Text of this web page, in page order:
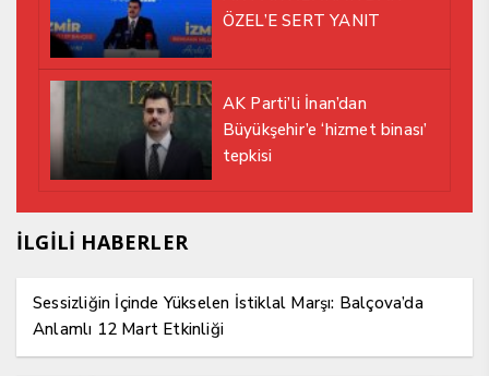
ÖZEL’E SERT YANIT
AK Parti’li İnan’dan
Büyükşehir’e ‘hizmet binası’
tepkisi
İLGİLİ HABERLER
Sessizliğin İçinde Yükselen İstiklal Marşı: Balçova’da
Anlamlı 12 Mart Etkinliği